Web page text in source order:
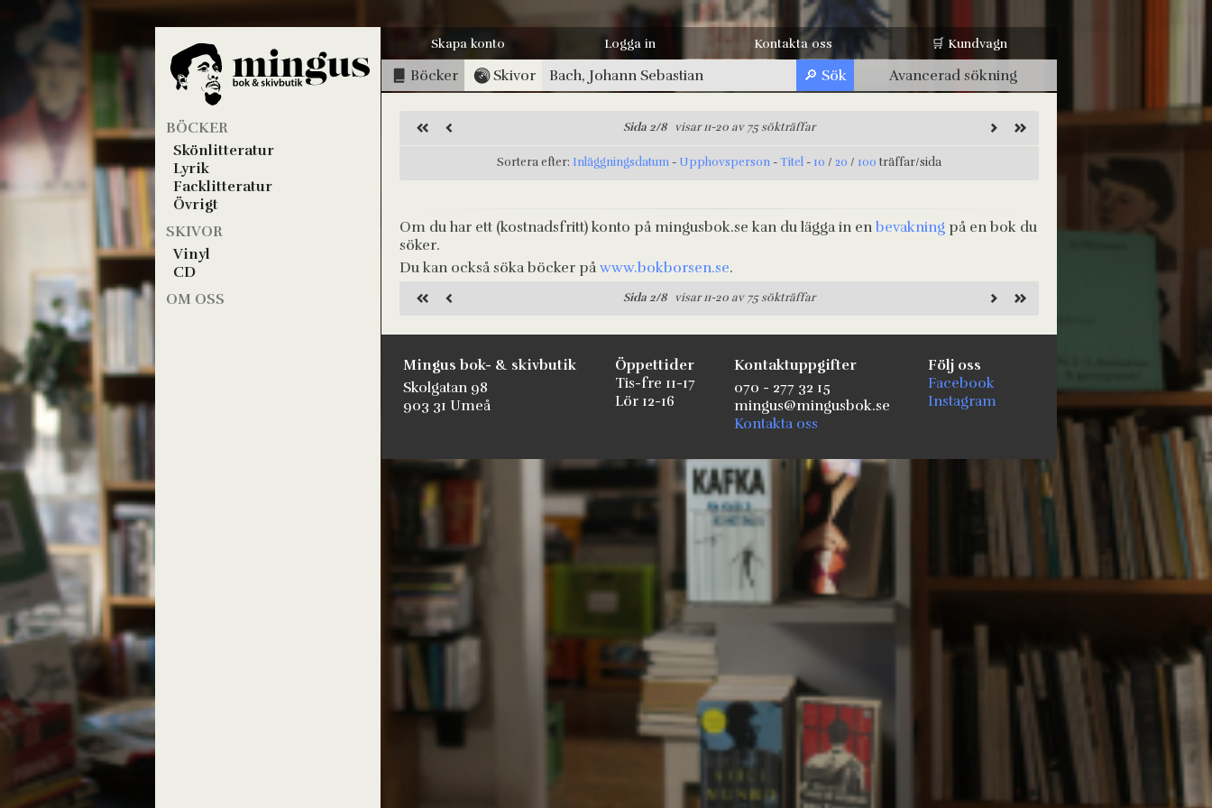
BÖCKER
Skönlitteratur
Lyrik
Facklitteratur
Övrigt
SKIVOR
Vinyl
CD
OM OSS
Skapa konto Logga in Kontakta oss 🛒 Kundvagn
Böcker Skivor Avancerad sökning
Sida 2/8visar 11-20 av 75 sökträffar
Sortera efter: Inläggningsdatum - Upphovsperson -Titel - 10 / 20 / 100 träffar/sida
Om du har ett (kostnadsfritt) konto på mingusbok.se kan du lägga in enbevakning på en bok du
söker.
Du kan också söka böcker påwww.bokborsen.se.
Sida 2/8visar 11-20 av 75 sökträffar
Mingus bok- & skivbutik
Skolgatan 98
903 31 Umeå
Öppettider
Tis-fre 11-17
Lör 12-16
Kontaktuppgifter
070 - 277 32 15
mingus@mingusbok.se
Kontakta oss
Följ oss
Facebook
Instagram